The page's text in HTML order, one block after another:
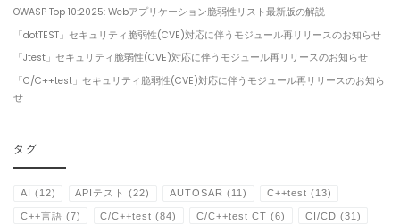
OWASP Top 10:2025: Webアプリケーション脆弱性リスト最新版の解説
「dotTEST」セキュリティ脆弱性(CVE)対応に伴うモジュール再リリースのお知らせ
「Jtest」セキュリティ脆弱性(CVE)対応に伴うモジュール再リリースのお知らせ
「C/C++test」セキュリティ脆弱性(CVE)対応に伴うモジュール再リリースのお知ら
せ
タグ
AI (12) APIテスト (22) AUTOSAR (11) C++test (13)
C++言語 (7) C/C++test (84) C/C++test CT (6) CI/CD (31)